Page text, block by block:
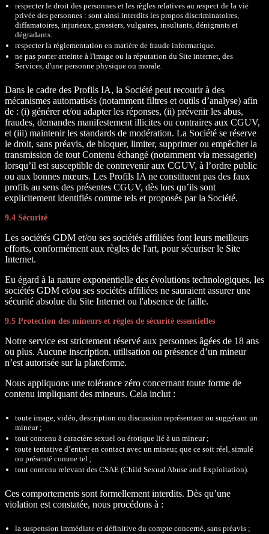
respecter le droit des personnes et les règles relatives au respect de la vie
privée des personnes : sont ainsi interdits les propos discriminatoires,
diffamatoires, injurieux, grossiers, vulgaires, insultants, dénigrants et
dégradants.
respecter la réglementation en matière de fraude informatique.
ne pas porter atteinte à l'image ou la réputation du Site internet, des
Services, d'une personne physique ou morale.
Dans le cadre des Profils IA, la Société peut recourir à des
mécanismes automatisés (notamment filtres et outils d’analyse) afin
de : (i) générer et/ou adapter les réponses, (ii) prévenir les abus,
fraudes, demandes manifestement illicites ou contraires aux CGUV,
et (iii) maintenir les standards de modération. La Société se réserve
le droit, sans préavis, de bloquer, limiter, supprimer ou empêcher la
transmission de tout Contenu échangé (notamment via messagerie)
lorsqu’il est susceptible de contrevenir aux CGUV, à l’ordre public
ou aux bonnes mœurs. Les Profils IA ne constituent pas des faux
profils au sens des présentes CGUV, dès lors qu’ils sont
explicitement identifiés comme tels et proposés par la Société.
9.4 Sécurité
Les sociétés GDM et/ou ses sociétés affiliées font leurs meilleurs
efforts, conformément aux règles de l'art, pour sécuriser le Site
Internet.
Eu égard à la nature exponentielle des évolutions technologiques, les
sociétés GDM et/ou ses sociétés affiliées ne sauraient assurer une
sécurité absolue du Site Internet ou l'absence de faille.
9.5 Protection des mineurs et règles de sécurité essentielles
Notre service est strictement réservé aux personnes âgées de 18 ans
ou plus. Aucune inscription, utilisation ou présence d’un mineur
n’est autorisée sur la plateforme.
Nous appliquons une tolérance zéro concernant toute forme de
contenu impliquant des mineurs. Cela inclut :
toute image, vidéo, description ou discussion représentant ou suggérant un
mineur ;
tout contenu à caractère sexuel ou érotique lié à un mineur ;
toute tentative d’entrer en contact avec un mineur, que ce soit réel, simulé
ou présenté comme tel ;
tout contenu relevant des CSAE (Child Sexual Abuse and Exploitation).
Ces comportements sont formellement interdits. Dès qu’une
violation est constatée, nous procédons à :
la suspension immédiate et définitive du compte concerné, sans préavis ;